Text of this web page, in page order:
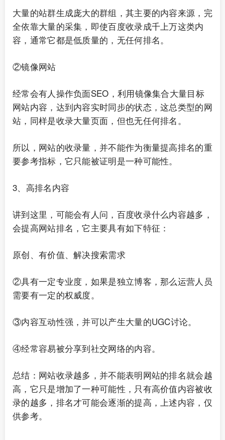
大量的站群生成庞大的群组，其主要的内容来源，完
全依靠大量的采集，即使百度收录成千上万这类内
容，通常它都是低质量的，无任何排名。
②镜像网站
经常会有人操作负面SEO，利用镜像集合大量目标
网站内容，达到内容实时同步的状态，这总类型的网
站，同样是收录大量页面，但也无任何排名。
所以，网站的收录量，并不能作为衡量提高排名的重
要参考指标，它只能被证明是一种可能性。
3、高排名内容
讲到这里，可能会有人问，百度收录什么内容越多，
会提高网站排名，它主要具有如下特征：
原创、有价值、解决搜索需求
②具有一定专业度，如果是独立博客，那么运营人员
需要有一定的权威度。
③内容互动性强，并可以产生大量的UGC讨论。
④经常容易被分享到社交网络的内容。
总结：网站收录越多，并不能表明网站的排名就会越
高，它只是增加了一种可能性，只有高价值内容被收
录的越多，排名才可能会逐渐的提高，上述内容，仅
供参考。